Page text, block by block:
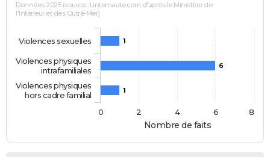
Nombre de faits
Données 2025 (source : Linternaute.com d'après le Ministère de
l'Intérieur et des Outre-Mer)
1
6
1
Violences sexuelles
Violences physiques
intrafamiliales
Violences physiques
hors cadre familial
0
2 4 6 8